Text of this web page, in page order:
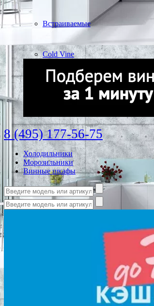
Встраиваемые
Cold Vine
8 (495) 177-56-75
Холодильники
Морозильники
Винные шкафы